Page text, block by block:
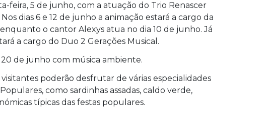
feira, 5 de junho, com a atuação do Trio Renascer
dias 6 e 12 de junho a animação estará a cargo da
o cantor Alexys atua no dia 10 de junho. Já
a cargo do Duo 2 Gerações Musical.
de junho com música ambiente.
poderão desfrutar de várias especialidades
como sardinhas assadas, caldo verde,
típicas das festas populares.